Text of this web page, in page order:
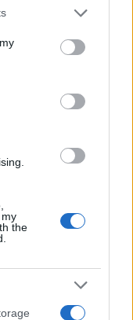
or more Google
You may click to
party tags to
in below Google
the